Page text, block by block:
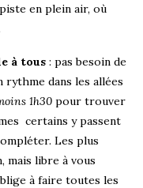
en plein air, où
à tous : pas besoin de
rythme dans les allées
1h30 pour trouver
certains y passent
Les plus
mais libre à vous
à faire toutes les